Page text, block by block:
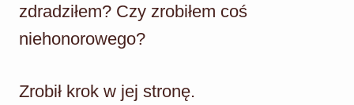
zdradziłem? Czy zrobiłem coś
niehonorowego?
Zrobił krok w jej stronę.